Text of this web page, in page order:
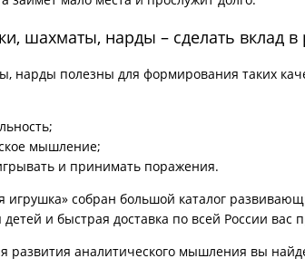
шахматы, нарды – сделать вклад в
нарды полезны для формирования таких
мышление;
и принимать поражения.
игрушка» собран большой каталог
и быстрая доставка по всей России вас
развития аналитического мышления вы